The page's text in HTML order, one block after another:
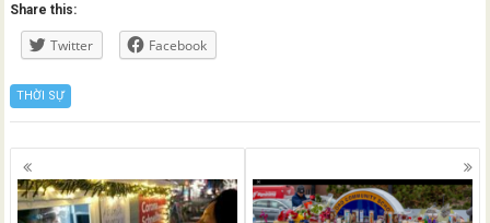
Share this:
Twitter Facebook
THỜI SỰ
Posts
navigation